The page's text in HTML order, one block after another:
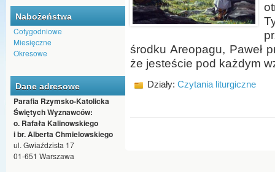
Nabożeństwa
Cotygodniowe
Miesięczne
Okresowe
Dane adresowe
Parafia Rzymsko-Katolicka
Świętych Wyznawców:
o. Rafała Kalinowskiego
i br. Alberta Chmielowskiego
ul. Gwiaździsta 17
01-651 Warszawa
środku Areopagu, Paweł
że jesteście pod każdym
Działy: Czytania liturgiczne